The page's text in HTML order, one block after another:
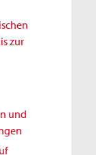
zur
und